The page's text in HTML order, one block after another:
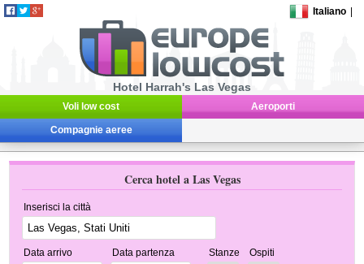
Italiano
Hotel Harrah's Las Vegas
Voli low cost Aeroporti
Compagnie aeree
Cerca hotel a Las Vegas
Inserisci la città
Data arrivo Data partenza Stanze Ospiti